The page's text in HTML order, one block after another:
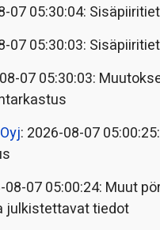
07 05:30:04:
07 05:30:03:
07 05:30:03:
: 2026-08-07 05:00:25:
08-07 05:00:24: Muut
julkistettavat tiedot